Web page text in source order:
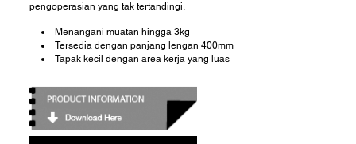
pengoperasian yang tak tertandingi.
Menangani muatan hingga 3kg
Tersedia dengan panjang lengan 400mm
Tapak kecil dengan area kerja yang luas